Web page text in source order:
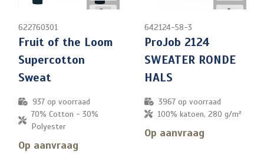
622760301
Fruit of the Loom
Supercotton
Sweat
937op voorraad
70% Cotton - 30%
Polyester
Op aanvraag
642124-58-3
ProJob 2124
SWEATER RONDE
HALS
3967 op voorraad
100% katoen, 280 g/m²
Op aanvraag